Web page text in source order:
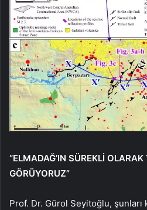
“ELMADAĞ’IN SÜREKLİ
GÖRÜYORUZ”
Prof. Dr. Gürol Seyitoğlu,